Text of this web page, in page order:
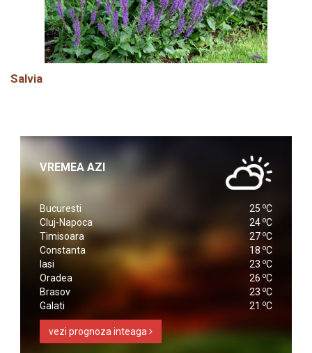
Salvia
VREMEA AZI
Bucuresti 25 oC
Cluj-Napoca
24 oC
Timisoara
27 oC
Constanta
18 oC
Iasi
23 oC
Oradea
26 oC
Brasov
23 oC
Galati
21 oC
vezi prognoza inteaga